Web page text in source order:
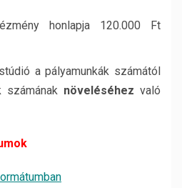
honlapja 120.000 Ft
a pályamunkák számától
számának növeléséhez való